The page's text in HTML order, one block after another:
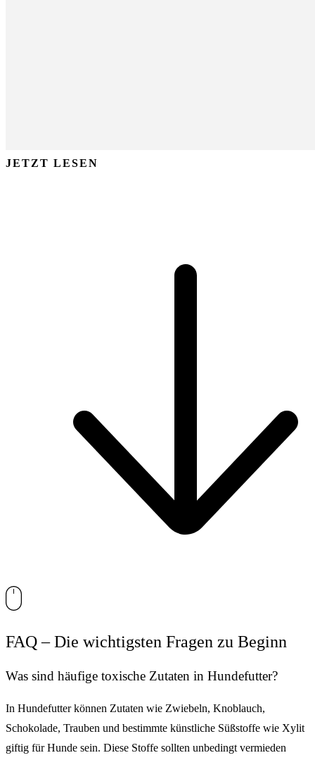
JETZT LESEN
FAQ – Die wichtigsten Fragen zu Beginn
Was sind häufige toxische Zutaten in Hundefutter?
In Hundefutter können Zutaten wie Zwiebeln, Knoblauch,
Schokolade, Trauben und bestimmte künstliche Süßstoffe wie Xylit
giftig für Hunde sein. Diese Stoffe sollten unbedingt vermieden